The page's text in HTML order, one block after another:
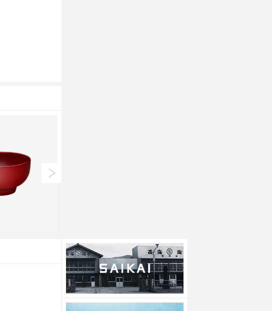
Common
丼 150mm
○●●●
上代1,200円